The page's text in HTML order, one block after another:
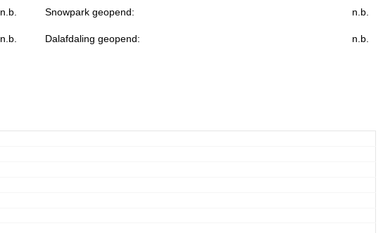
n.b. Snowpark geopend: n.b.
n.b. Dalafdaling geopend: n.b.